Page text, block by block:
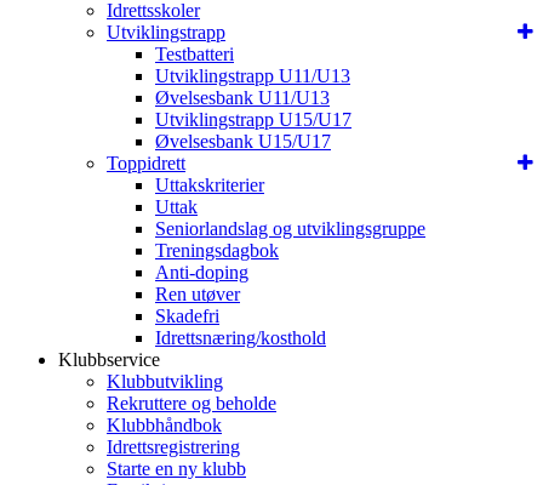
Idrettsskoler
Utviklingstrapp
Testbatteri
Utviklingstrapp U11/U13
Øvelsesbank U11/U13
Utviklingstrapp U15/U17
Øvelsesbank U15/U17
Toppidrett
Uttakskriterier
Uttak
Seniorlandslag og utviklingsgruppe
Treningsdagbok
Anti-doping
Ren utøver
Skadefri
Idrettsnæring/kosthold
Klubbservice
Klubbutvikling
Rekruttere og beholde
Klubbhåndbok
Idrettsregistrering
Starte en ny klubb